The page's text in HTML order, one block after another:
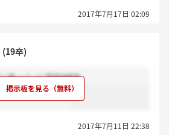
2017年7月17日 02:09
(19卒)
ターショプのWEB
んな形式ですか
2017年7月11日 22:38